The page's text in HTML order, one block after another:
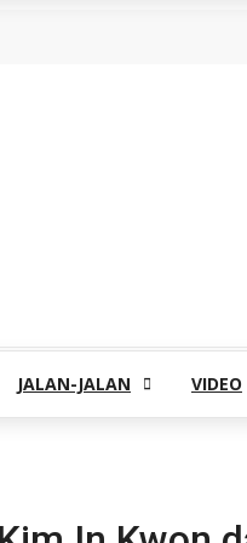
JALAN-JALAN VIDEO